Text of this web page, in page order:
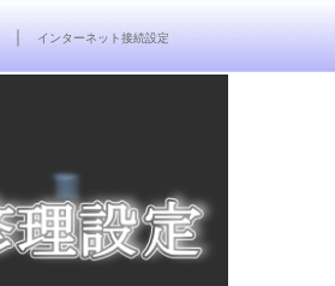
｜ インターネット接続設定